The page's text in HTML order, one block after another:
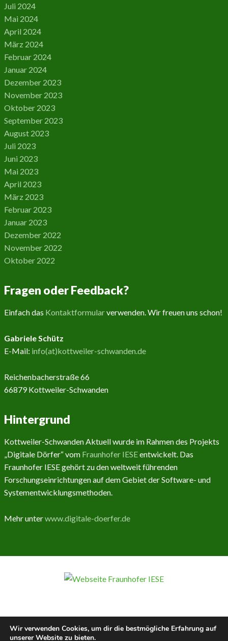
Juli 2024
Mai 2024
April 2024
März 2024
Februar 2024
Januar 2024
Dezember 2023
November 2023
Oktober 2023
September 2023
August 2023
Juli 2023
Juni 2023
Mai 2023
April 2023
März 2023
Februar 2023
Januar 2023
Dezember 2022
November 2022
Oktober 2022
Fragen oder Feedback?
Einfach das Kontaktformularverwenden. Wir freuen uns schon!
Gabriele Schütz
E-Mail: info(at)kottweiler-schwanden.de
Reichenbacherstraße 66
66879 Kottweiler-Schwanden
Hintergrund
Kottweiler-Schwanden Aktuell wurde im Rahmen des Projekts
„Digitale Dörfer“ vom Fraunhofer IESEentwickelt. Das
Fraunhofer IESE gehört zu den weltweit führenden
Forschungseinrichtungen auf dem Gebiet der Software- und
Systementwicklungsmethoden.
Mehr unterwww.digitale-doerfer.de
Wir verwenden Cookies, um dir die bestmögliche Erfahrung auf
unserer Website zu bieten.